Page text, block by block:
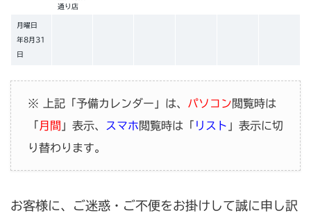
通り店
月曜日
年8月 31
日
※ 上記「予備カレンダー」は、 パソコン閲覧時は
月間 」表示、 スマホ閲覧時は「 リスト 」表示に切
り替わります。
お客様に、ご迷惑・ご不便をお掛けして誠に申し訳